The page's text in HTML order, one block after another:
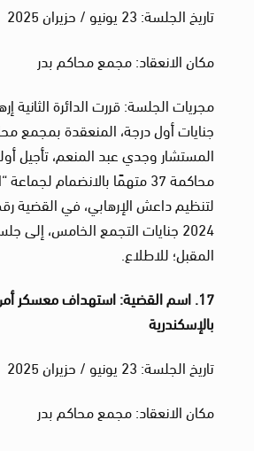
تاريخ الجلسة: 23 يونيو / حزيران 2025
مكان الانعقاد: مجمع محاكم بدر
مجريات الجلسة: قررت الدائرة الثانية
جنايات أول درجة، المنعقدة بمجمع
المستشار وجدي عبد المنعم، تأجيل
محاكمة 37 متهمًا بالانضمام
المقبل؛ للاطلاع.
17. اسم القضية: استهداف معسكر
بالإسكندرية
تاريخ الجلسة: 23 يونيو / حزيران 2025
مكان الانعقاد: مجمع محاكم بدر